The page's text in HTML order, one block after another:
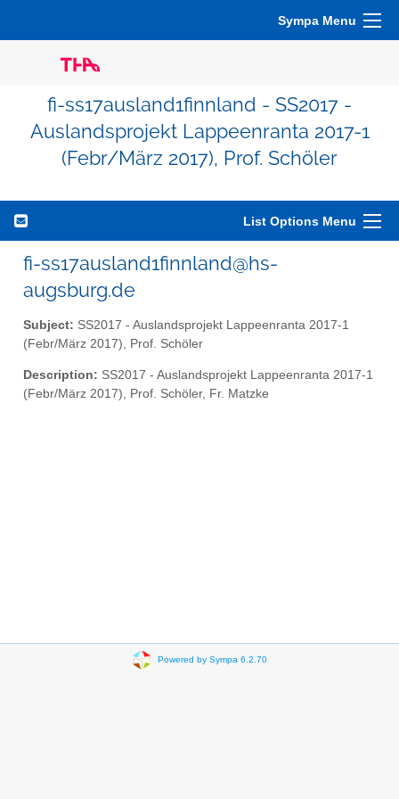
Sympa Menu
fi-ss17ausland1finnland - SS2017 -
Auslandsprojekt Lappeenranta 2017-1
(Febr/März 2017), Prof. Schöler
List Options Menu
fi-ss17ausland1finnland@hs-
augsburg.de
Subject: SS2017 - Auslandsprojekt Lappeenranta 2017-1
(Febr/März 2017), Prof. Schöler
Description: SS2017 - Auslandsprojekt Lappeenranta 2017-1
(Febr/März 2017), Prof. Schöler, Fr. Matzke
Powered by Sympa 6.2.70